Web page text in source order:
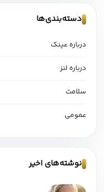
دسته‌بندی‌ها
درباره عینک
درباره لنز
سلامت
عمومی
نوشته‌های اخیر